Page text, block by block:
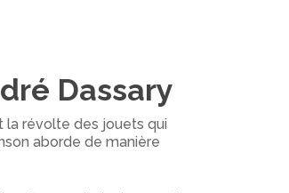
Dassary
la révolte des jouets qui
aborde de manière